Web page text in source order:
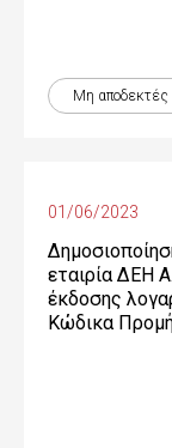
Μη αποδεκτές
01/06/2023
εταιρία ΔΕΗ
έκδοσης
Κώδικα